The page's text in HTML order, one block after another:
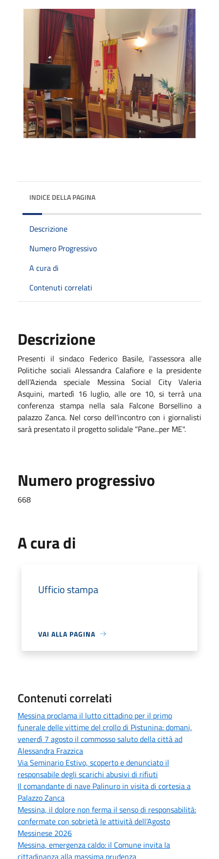
INDICE DELLA PAGINA
Descrizione
Numero Progressivo
A cura di
Contenuti correlati
Descrizione
Presenti il sindaco Federico Basile, l'assessora alle
Politiche sociali Alessandra Calafiore e la presidente
dell’Azienda speciale Messina Social City Valeria
Asquini, martedì 16 luglio, alle ore 10, si terrà una
conferenza stampa nella sala Falcone Borsellino a
palazzo Zanca. Nel corso dell'incontro con i giornalisti
sarà presentato il progetto solidale "Pane...per ME".
Numero progressivo
668
A cura di
Ufficio stampa
VAI ALLA PAGINA
Contenuti correlati
Messina proclama il lutto cittadino per il primo
funerale delle vittime del crollo di Pistunina: domani,
venerdì 7 agosto il commosso saluto della città ad
Alessandra Frazzica
Via Seminario Estivo, scoperto e denunciato il
responsabile degli scarichi abusivi di rifiuti
Il comandante di nave Palinuro in visita di cortesia a
Palazzo Zanca
Messina, il dolore non ferma il senso di responsabilità:
confermate con sobrietà le attività dell’Agosto
Messinese 2026
Messina, emergenza caldo: il Comune invita la
cittadinanza alla massima prudenza